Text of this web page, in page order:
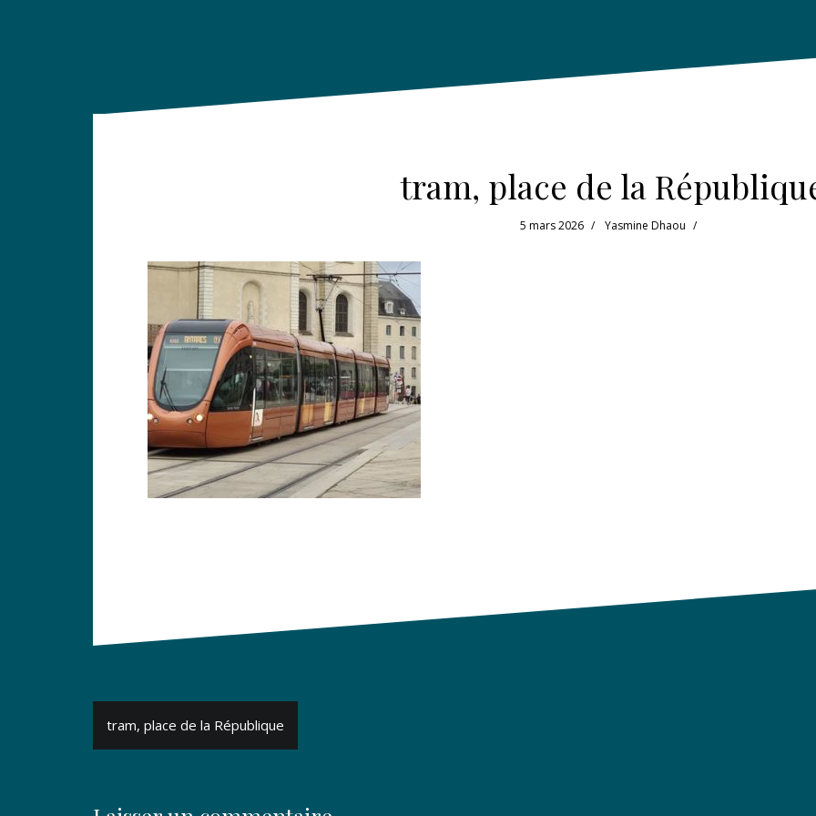
tram, place de la
5 mars 2026 Yasmine Dhaou
Navigation
de
tram, place de la République